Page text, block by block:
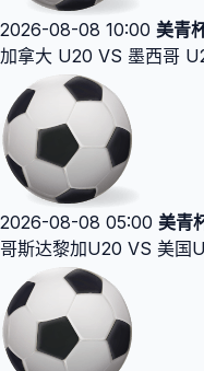
2026-08-08 10:00 美青
加拿大 U20 VS 墨西哥
2026-08-08 05:00 美青
哥斯达黎加U20 VS 美国